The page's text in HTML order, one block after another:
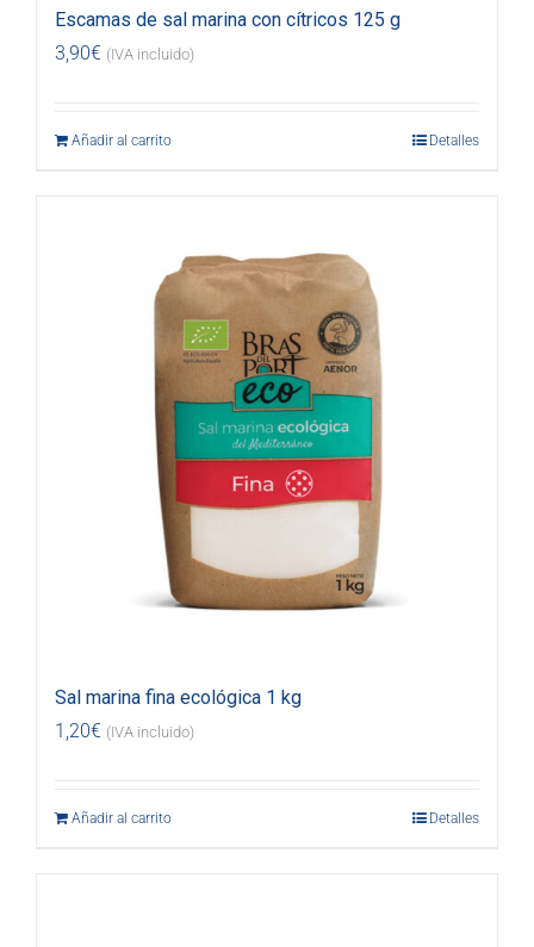
Escamas de sal marina con cítricos 125 g
3,90€ (IVA incluido)
Añadir al carrito Detalles
Sal marina fina ecológica 1 kg
1,20€ (IVA incluido)
Añadir al carrito Detalles